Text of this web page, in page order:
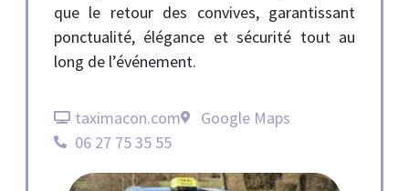
que le retour des convives, garantissant
ponctualité, élégance et sécurité tout au
long de l’événement.
taximacon.com
Google Maps
06 27 75 35 55